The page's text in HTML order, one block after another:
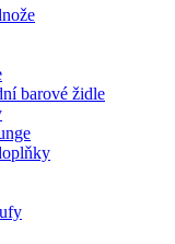
barové židle